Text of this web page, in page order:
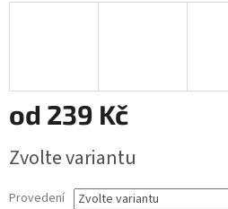
od 239 Kč
cena:
Zvolte variantu
Provedení